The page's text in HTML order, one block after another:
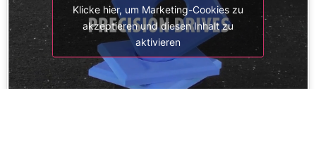
Klicke hier, um Marketing-Cookies zu
akzeptieren und diesen Inhalt zu
aktivieren